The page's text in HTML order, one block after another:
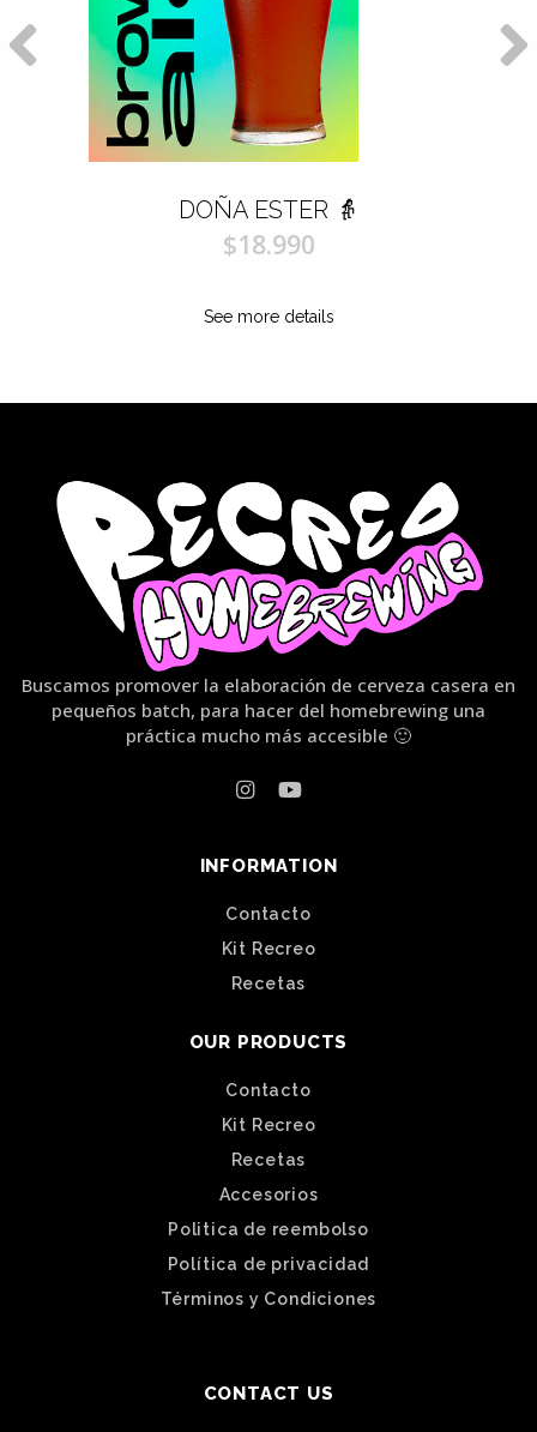
DOÑA ESTER 👵
$18.990
See more details
Buscamos promover la elaboración de cerveza casera en
pequeños batch, para hacer del homebrewing una
práctica mucho más accesible 🙂
INFORMATION
Contacto
Kit Recreo
Recetas
OUR PRODUCTS
Contacto
Kit Recreo
Recetas
Accesorios
Politica de reembolso
Política de privacidad
Términos y Condiciones
CONTACT US